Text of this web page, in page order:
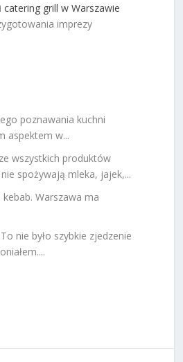
catering grill w Warszawie
imprezy
poznawania kuchni
aspektem w...
wszystkich produktów
spożywają mleka, jajek,...
Warszawa ma
nie było szybkie zjedzenie